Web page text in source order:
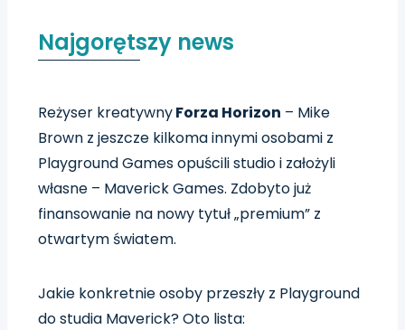
Najgorętszy news
Reżyser kreatywnyForza Horizon – Mike
Brown z jeszcze kilkoma innymi osobami z
Playground Games opuścili studio i założyli
własne – Maverick Games. Zdobyto już
finansowanie na nowy tytuł „premium” z
otwartym światem.
Jakie konkretnie osoby przeszły z Playground
do studia Maverick? Oto lista: